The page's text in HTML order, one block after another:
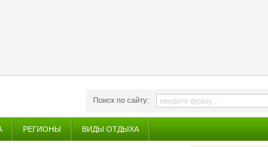
Поиск по сайту:
РЕГИОНЫ ВИДЫ ОТДЫХА